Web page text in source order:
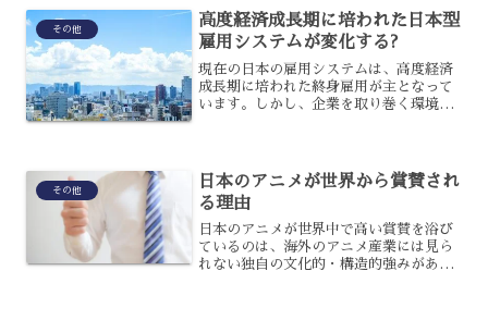
しょうか？ゾンビたばこにつ...
その他
高度経済成長期に培われた日本型
雇用システムが変化する?
現在の日本の雇用システムは、高度経済
成長期に培われた終身雇用が主となって
います。しかし、企業を取り巻く環境が
後、どのように変化していく...
その他
日本のアニメが世界から賞賛され
る理由
日本のアニメが世界中で高い賞賛を浴び
ているのは、海外のアニメ産業には見ら
れない独自の文化的・構造的強みがある